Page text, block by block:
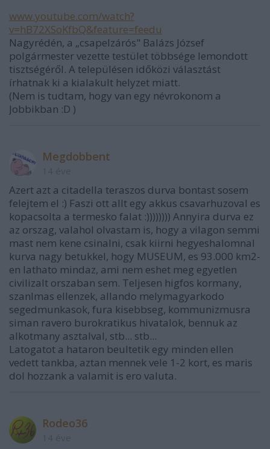
www.youtube.com/watch?
v=hB72XSoKfbQ&feature=feedu
Nagyrédén, a „csapelzárós" Balázs József
polgármester vezette testület többsége lemondott
tisztségéről. A településen időközi választást
írhatnak ki a kialakult helyzet miatt.
(Nem is tudtam, hogy van egy névrokonom a
Jobbikban :D )
Megdobbent
Azert azt a citadella teraszos durva bontast sosem
felejtem el :) Faszi ott allt egy akkus csavarhuzoval es
kopacsolta a termesko falat :)))))))) Annyira durva ez
az orszag, valahol olvastam is, hogy a vilagon semmi
mast nem kene csinalni, csak kiirni hegyeshalomnal
kurva nagy betukkel, hogy MUSEUM, es 93.000 km2-
en lathato mindaz, ami nem eshet meg egyetlen
civilizalt orszaban sem. Teljesen higfos kormany,
szanlmas ellenzek, allando melymagyarkodo
segedmunkasok, fura kisebbseg, kommunizmusra
siman ravero burokratikus hivatalok, bennuk az
alkotmany asztalval, stb... stb...
Latogatot a hataron beultetik egy minden ellen
vedett tankba, aztan mennek vele 1-2 kort, es maris
dol hozzank a valamit is ero valuta.
Rodeo36